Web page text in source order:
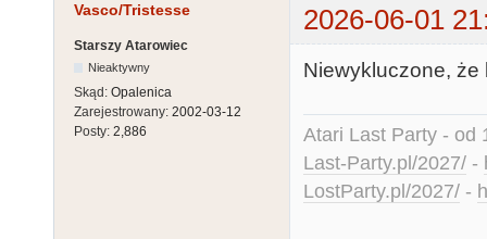
Vasco/Tristesse 2026-06-01
Starszy Atarowiec
Nieaktywny
Skąd: Opalenica
Zarejestrowany: 2002-03-12
Posty: 2,886
Niewykluczone, że
Atari Last Party - od
Last-Party.pl/2027/ -
LostParty.pl/2027/ -